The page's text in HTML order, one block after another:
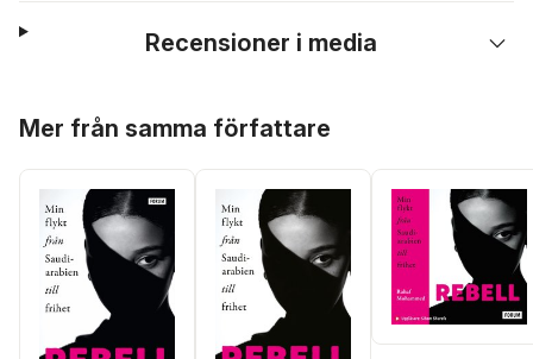
Recensioner i media
Mer från samma författare